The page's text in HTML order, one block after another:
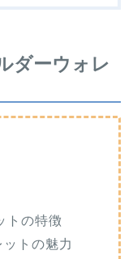
ダーウォレ
トの特徴
トの魅力